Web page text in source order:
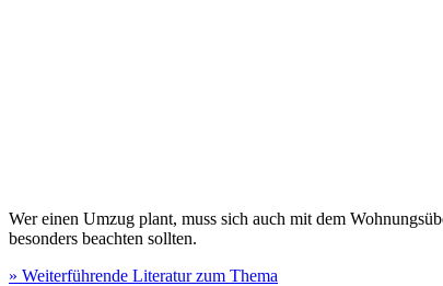
Wer einen Umzug plant, muss sich auch mit dem
besonders beachten sollten.
» Weiterführende Literatur zum Thema